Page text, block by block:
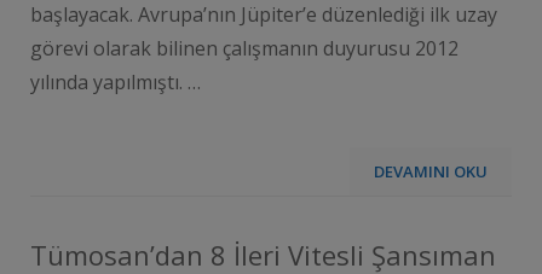
başlayacak. Avrupa’nın Jüpiter’e düzenlediği ilk uzay
görevi olarak bilinen çalışmanın duyurusu 2012
yılında yapılmıştı. …
DEVAMINI OKU
Tümosan’dan 8 İleri Vitesli Şansıman